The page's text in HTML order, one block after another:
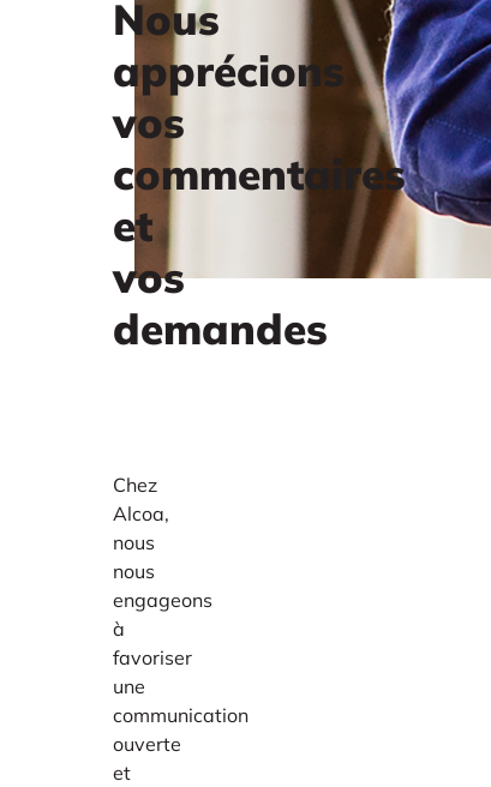
Nous
apprécions
vos
commentaires
et
vos
demandes
Chez
Alcoa,
nous
nous
engageons
à
favoriser
une
communication
ouverte
et